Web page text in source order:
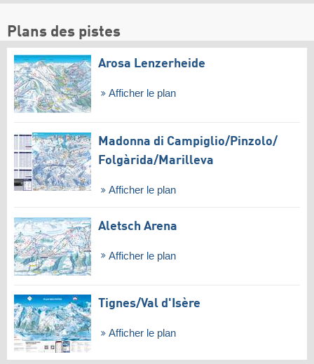
Plans des pistes
Arosa Lenzerheide
Afficher le plan
Madonna di Campiglio/​Pinzolo/​
Folgàrida/​Marilleva
Afficher le plan
Aletsch Arena
Afficher le plan
Tignes/​Val d'Isère
Afficher le plan